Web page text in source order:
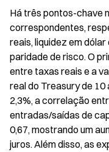
Há três pontos-chave
correspondentes,
reais, liquidez em
paridade de risco. O
entre taxas reais e a
real do Treasury de 10
2,3%, a correlação
entradas/saídas de
0,67, mostrando um
juros. Além disso, as